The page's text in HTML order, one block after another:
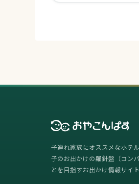
子連れ家族にオススメなホテ
子のお出かけの羅針盤（コン
とを目指すお出かけ情報サイト